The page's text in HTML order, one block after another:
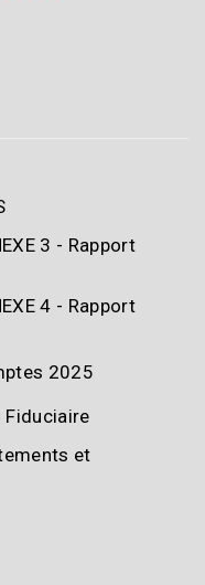
3 - Rapport
4 - Rapport
2025
Fiduciaire
et